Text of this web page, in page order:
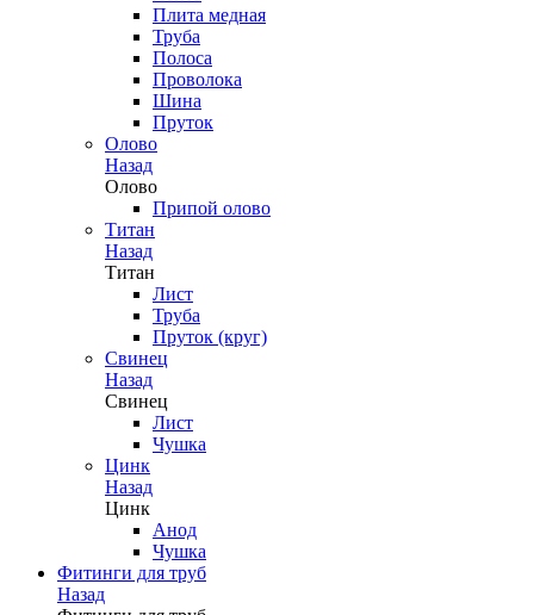
Плита медная
Труба
Полоса
Проволока
Шина
Пруток
Олово
Назад
Олово
Припой олово
Титан
Назад
Титан
Лист
Труба
Пруток (круг)
Свинец
Назад
Свинец
Лист
Чушка
Цинк
Назад
Цинк
Анод
Чушка
Фитинги для труб
Назад